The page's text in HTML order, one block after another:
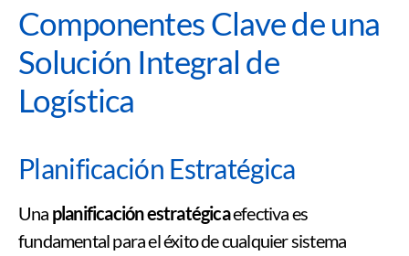
Componentes Clave de una
Solución Integral de
Logística
Planificación Estratégica
Una planificación estratégicaefectiva es
fundamental para el éxito de cualquier sistema